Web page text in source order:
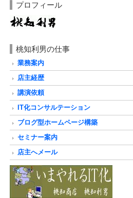
プロフィール
桃知利男の仕事
業務案内
店主経歴
講演依頼
IT化コンサルテーション
ブログ型ホームページ構築
セミナー案内
店主へメール